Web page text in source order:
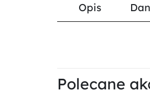
Opis
Polecane